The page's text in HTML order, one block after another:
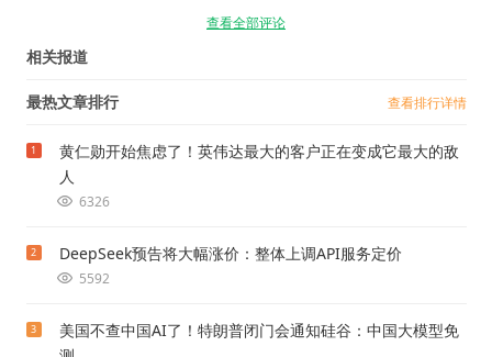
查看全部评论
相关报道
最热文章排行 查看排行详情
1
黄仁勋开始焦虑了！英伟达最大的客户正在变成它最大的敌
人
6326
2 DeepSeek预告将大幅涨价：整体上调API服务定价
5592
3
美国不查中国AI了！特朗普闭门会通知硅谷：中国大模型免